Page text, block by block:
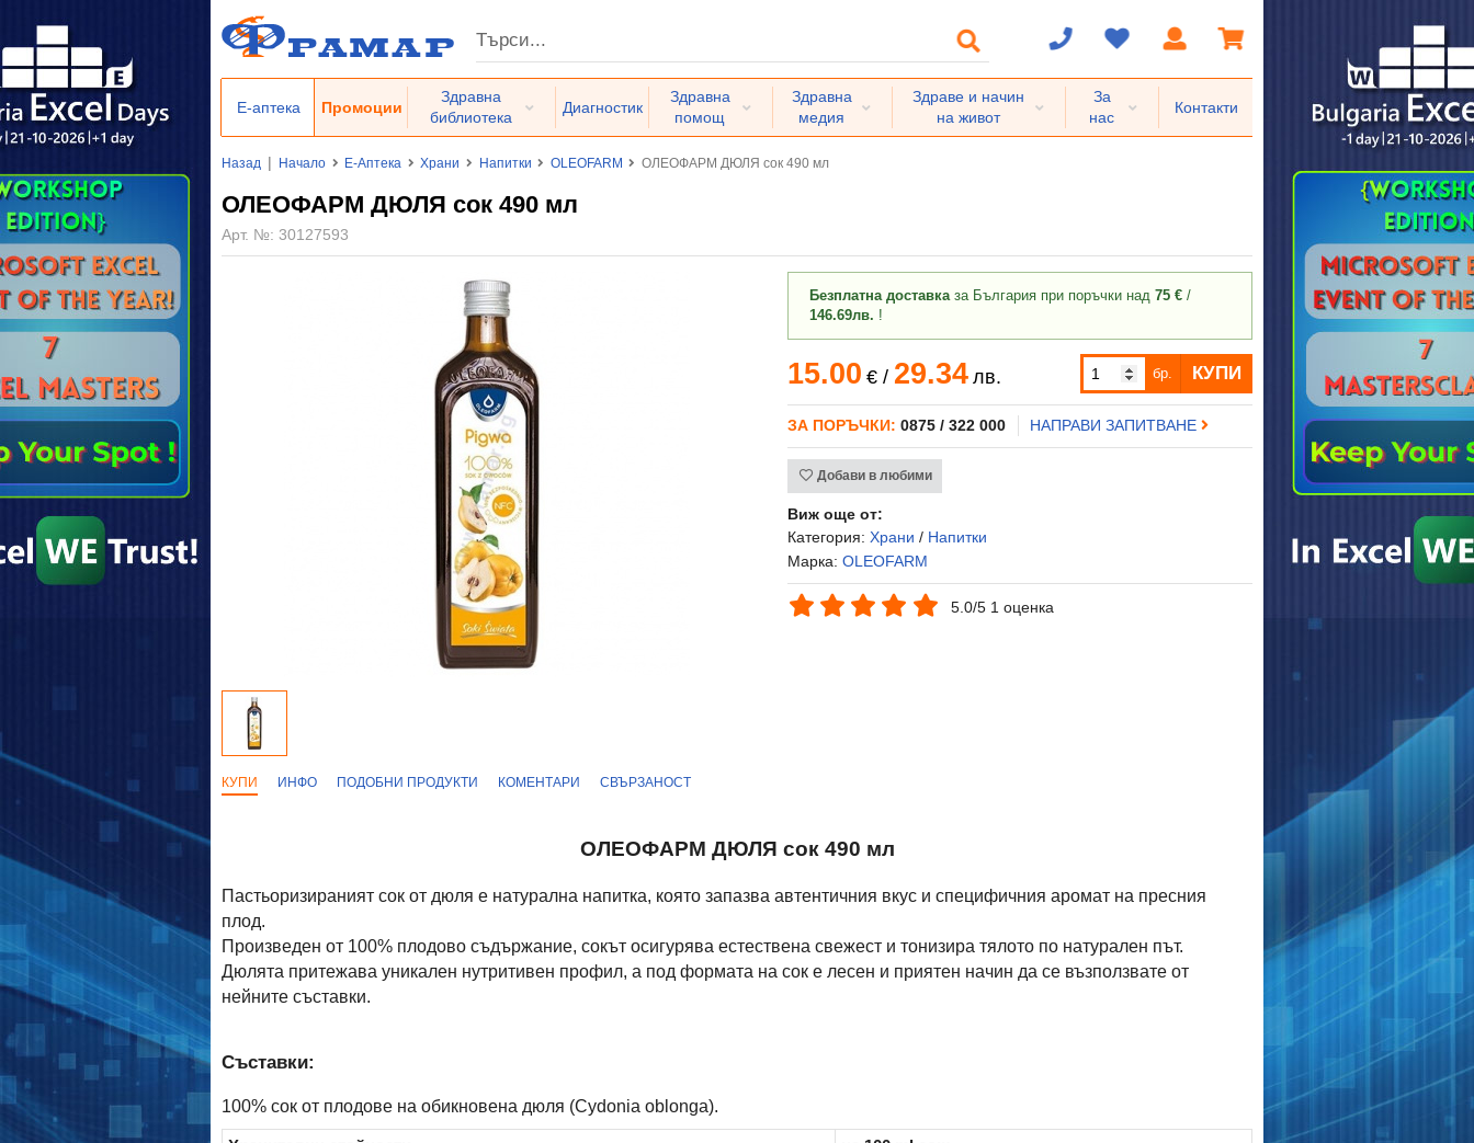
Е-аптека Промоции
Здравна
библиотека
Диагностик
Здравна
помощ
Здравна
медия
Здраве и начин
на живот
За
нас
Контакти
Назад | Начало Е-Аптека Храни Напитки OLEOFARM ОЛЕОФАРМ ДЮЛЯ сок 490 мл
ОЛЕОФАРМ ДЮЛЯ сок 490 мл
Арт. №: 30127593
Безплатна доставказа България при поръчки над 75 € /
146.69лв. !
15.00 €/ 29.34 лв. бр. КУПИ
ЗА ПОРЪЧКИ: 0875 / 322 000 НАПРАВИ ЗАПИТВАНЕ
Добави в любими
Виж още от:
Категория:Храни / Напитки
Марка:OLEOFARM
5.0/5 1 оценка
КУПИ ИНФО ПОДОБНИ ПРОДУКТИ КОМЕНТАРИ СВЪРЗАНОСТ
ОЛЕОФАРМ ДЮЛЯ сок 490 мл
Пастьоризираният сок от дюля е натурална напитка, която запазва автентичния вкус и специфичния аромат на пресния
плод.
Произведен от 100% плодово съдържание, сокът осигурява естествена свежест и тонизира тялото по натурален път.
Дюлята притежава уникален нутритивен профил, а под формата на сок е лесен и приятен начин да се възползвате от
нейните съставки.
Съставки:
100% сок от плодове на обикновена дюля (Cydonia oblonga).